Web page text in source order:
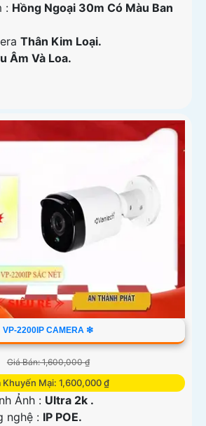
: Hồng Ngoại 30m Có Màu Ban
Thân Kim Loại.
Âm Và Loa.
VP-2200IP CAMERA ❇
Giá Bán: 1,600,000 ₫
Khuyến Mại: 1,600,000 ₫
Ảnh : Ultra 2k .
nghệ : IP POE.